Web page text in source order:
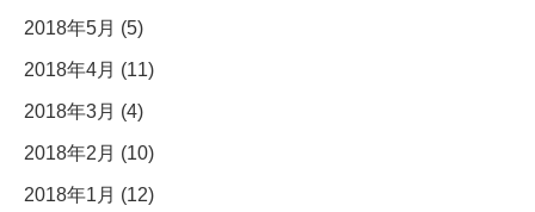
2018年5月 (5)
2018年4月 (11)
2018年3月 (4)
2018年2月 (10)
2018年1月 (12)